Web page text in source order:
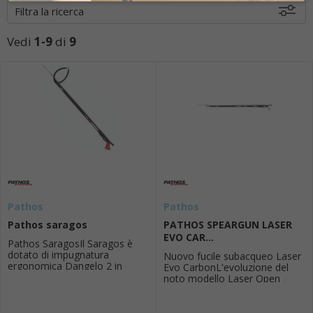
Filtra la ricerca
Novità
Vedi 1-9 di 9
Pathos
Pathos saragos
Pathos SaragosIl Saragos è
dotato di impugnatura
ergonomica Dangelo 2 in
Pathos
PATHOS SPEARGUN LASER
EVO CAR...
Nuovo fucile subacqueo Laser
Evo CarbonL'evoluzione del
noto modello Laser Open